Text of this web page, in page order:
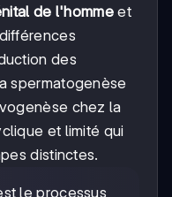
de l'hommeet
des
spermatogenèse
chez la
et limité qui
distinctes.
le processus